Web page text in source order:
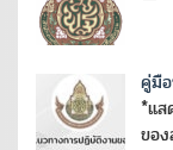
คู่มื
*แส
ขอ